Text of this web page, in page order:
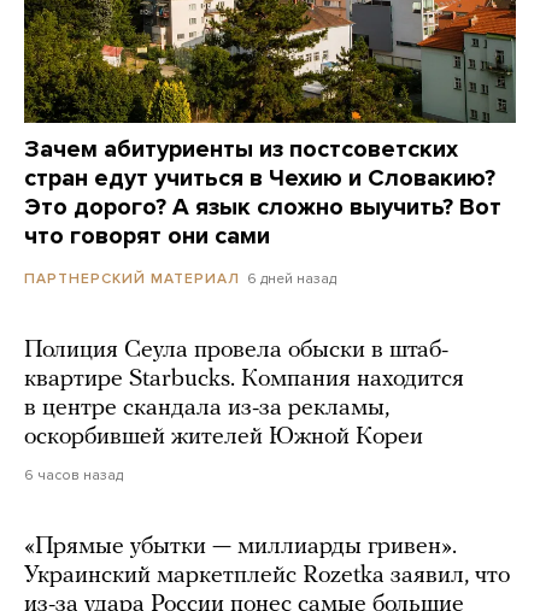
Зачем абитуриенты из постсоветских
стран едут учиться в Чехию и Словакию?
Это дорого? А язык сложно выучить? Вот
что говорят они сами
ПАРТНЕРСКИЙ МАТЕРИАЛ 6 дней назад
Полиция Сеула провела обыски в штаб-
квартире Starbucks. Компания находится
в центре скандала из-за рекламы,
оскорбившей жителей Южной Кореи
6 часов назад
«Прямые убытки — миллиарды гривен».
Украинский маркетплейс Rozetka заявил, что
из-за удара России понес самые большие